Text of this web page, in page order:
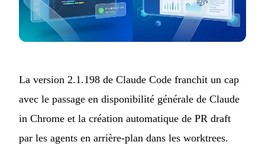
La version 2.1.198 de Claude Code franchit un cap
avec le passage en disponibilité générale de Claude
in Chrome et la création automatique de PR draft
par les agents en arrière-plan dans les worktrees.